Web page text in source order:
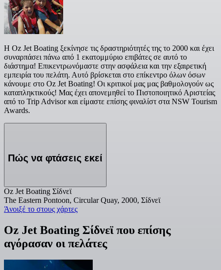
Η Oz Jet Boating ξεκίνησε τις δραστηριότητές της το 2000 και έχει
συναρπάσει πάνω από 1 εκατομμύριο επιβάτες σε αυτό το
διάστημα! Επικεντρωνόμαστε στην ασφάλεια και την εξαιρετική
εμπειρία του πελάτη. Αυτό βρίσκεται στο επίκεντρο όλων όσων
κάνουμε στο Oz Jet Boating! Οι κριτικοί μας μας βαθμολογούν ως
καταπληκτικούς! Μας έχει απονεμηθεί το Πιστοποιητικό Αριστείας
από το Trip Advisor και είμαστε επίσης φιναλίστ στα NSW Tourism
Awards.
Πώς να φτάσεις εκεί
Oz Jet Boating Σίδνεϊ
The Eastern Pontoon, Circular Quay, 2000, Σίδνεϊ
Άνοιξέ το στους χάρτες
Oz Jet Boating Σίδνεϊ που επίσης
αγόρασαν οι πελάτες